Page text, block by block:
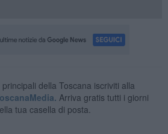
della Toscana iscriviti alla
Arriva gratis tutti i giorni
tua casella di posta.